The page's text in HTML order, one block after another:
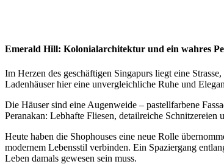
Emerald Hill: Kolonialarchitektur und ein wahres
Im Herzen des geschäftigen Singapurs liegt eine
Ladenhäuser hier eine unvergleichliche Ruhe und
Die Häuser sind eine Augenweide – pastellfarbene
Peranakan: Lebhafte Fliesen, detailreiche
Heute haben die Shophouses eine neue Rolle
modernem Lebensstil verbinden. Ein Spaziergang
Leben damals gewesen sein muss.